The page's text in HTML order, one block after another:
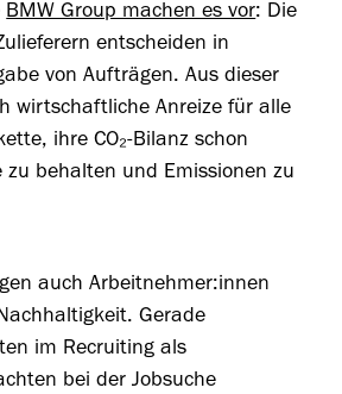
BMW Group machen es vor: Die
entscheiden in
von Aufträgen. Aus dieser
wirtschaftliche Anreize für alle
ihre CO₂-Bilanz schon
zu behalten und Emissionen zu
auch Arbeitnehmer:innen
Gerade
im Recruiting als
bei der Jobsuche